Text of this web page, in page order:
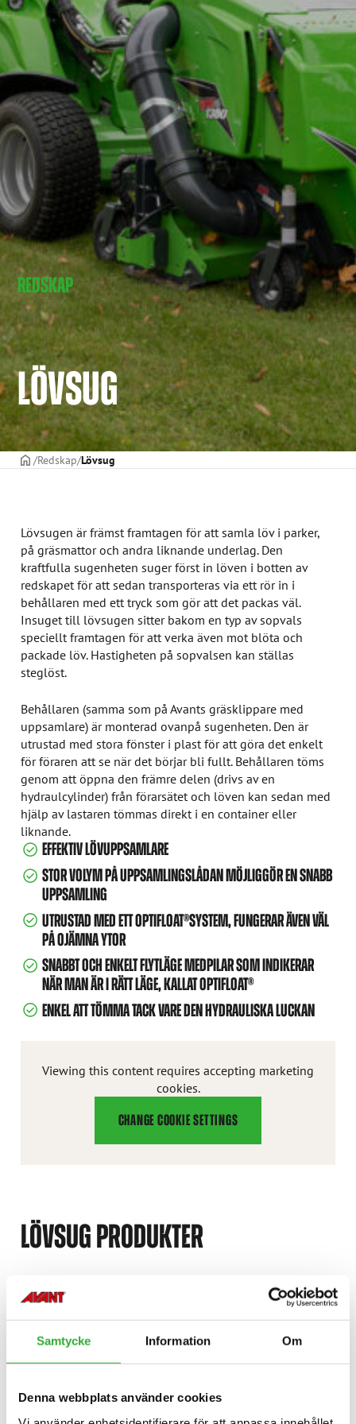
Samtycke Information Om
Denna webbplats använder cookies
REDSKAP
LÖVSUG
STARTSIDAN
Redskap Lövsug
Lövsugen är främst framtagen för att samla löv i parker,
på gräsmattor och andra liknande underlag. Den
kraftfulla sugenheten suger först in löven i botten av
redskapet för att sedan transporteras via ett rör in i
behållaren med ett tryck som gör att det packas väl.
Insuget till lövsugen sitter bakom en typ av sopvals
speciellt framtagen för att verka även mot blöta och
packade löv. Hastigheten på sopvalsen kan ställas
steglöst.
Behållaren (samma som på Avants gräsklippare med
uppsamlare) är monterad ovanpå sugenheten. Den är
utrustad med stora fönster i plast för att göra det enkelt
för föraren att se när det börjar bli fullt. Behållaren töms
genom att öppna den främre delen (drivs av en
hydraulcylinder) från förarsätet och löven kan sedan med
hjälp av lastaren tömmas direkt i en container eller
liknande.
EFFEKTIV LÖVUPPSAMLARE
STOR VOLYM PÅ UPPSAMLINGSLÅDAN MÖJLIGGÖR EN SNABB
UPPSAMLING
UTRUSTAD MED ETT OPTIFLOAT®SYSTEM, FUNGERAR ÄVEN VÄL
PÅ OJÄMNA YTOR
SNABBT OCH ENKELT FLYTLÄGE MEDPILAR SOM INDIKERAR
NÄR MAN ÄR I RÄTT LÄGE, KALLAT OPTIFLOAT®
ENKEL ATT TÖMMA TACK VARE DEN HYDRAULISKA LUCKAN
Viewing this content requires accepting marketing
cookies.
CHANGE COOKIE SETTINGS
LÖVSUG PRODUKTER
LÖVSUG
A428800
UPPTÄCK
LÖVSUG